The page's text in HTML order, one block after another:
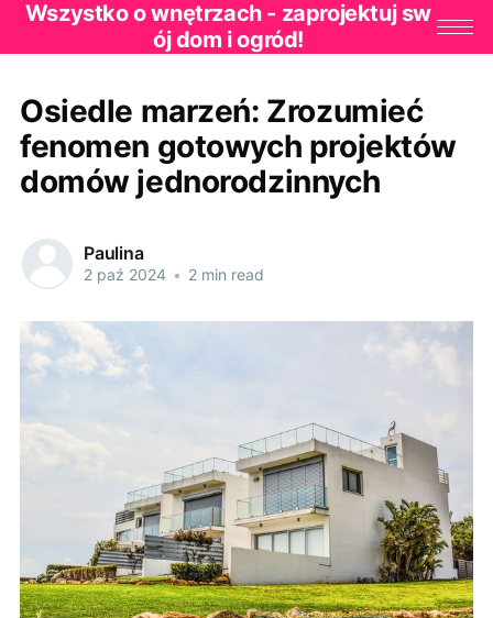
Wszystko o wnętrzach - zaprojektuj sw
ój dom i ogród!
Osiedle marzeń: Zrozumieć
fenomen gotowych projektów
domów jednorodzinnych
Paulina
2 paź 2024 • 2 min read